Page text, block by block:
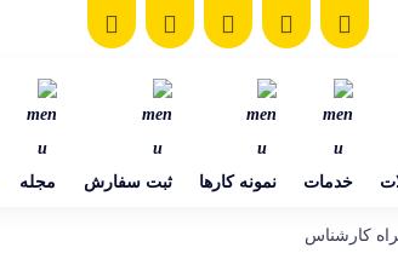
خدمات نمونه کارها ثبت سفارش مجله
کارشناس